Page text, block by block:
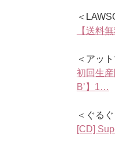
＜
【送料
＜アッ
初回生
B’】1…
＜ぐる
[CD]